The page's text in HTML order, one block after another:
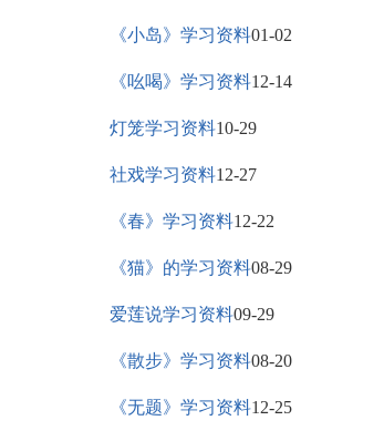
《小岛》学习资料01-02
《吆喝》学习资料12-14
灯笼学习资料10-29
社戏学习资料12-27
《春》学习资料12-22
《猫》的学习资料08-29
爱莲说学习资料09-29
《散步》学习资料08-20
《无题》学习资料12-25